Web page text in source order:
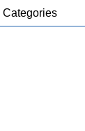
Categories